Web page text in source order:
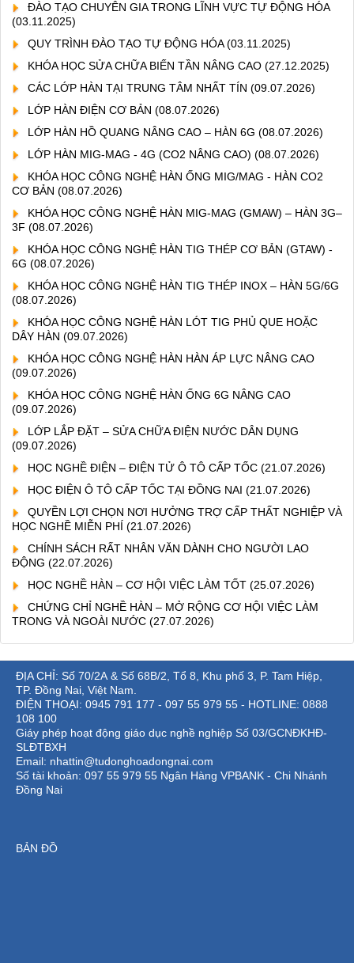
ĐÀO TẠO CHUYÊN GIA TRONG LĨNH VỰC TỰ ĐỘNG HÓA
(03.11.2025)
QUY TRÌNH ĐÀO TẠO TỰ ĐỘNG HÓA(03.11.2025)
KHÓA HỌC SỬA CHỮA BIẾN TẦN NÂNG CAO (27.12.2025)
CÁC LỚP HÀN TẠI TRUNG TÂM NHẤT TÍN (09.07.2026)
LỚP HÀN ĐIỆN CƠ BẢN (08.07.2026)
LỚP HÀN HỒ QUANG NÂNG CAO – HÀN 6G (08.07.2026)
LỚP HÀN MIG-MAG - 4G (CO2 NÂNG CAO) (08.07.2026)
KHÓA HỌC CÔNG NGHỆ HÀN ỐNG MIG/MAG - HÀN CO2
CƠ BẢN (08.07.2026)
KHÓA HỌC CÔNG NGHỆ HÀN MIG-MAG (GMAW) – HÀN 3G–
3F (08.07.2026)
KHÓA HỌC CÔNG NGHỆ HÀN TIG THÉP CƠ BẢN (GTAW) -
6G (08.07.2026)
KHÓA HỌC CÔNG NGHỆ HÀN TIG THÉP INOX – HÀN 5G/6G
(08.07.2026)
KHÓA HỌC CÔNG NGHỆ HÀN LÓT TIG PHỦ QUE HOẶC
DÂY HÀN (09.07.2026)
KHÓA HỌC CÔNG NGHỆ HÀN HÀN ÁP LỰC NÂNG CAO
(09.07.2026)
KHÓA HỌC CÔNG NGHỆ HÀN ỐNG 6G NÂNG CAO
(09.07.2026)
LỚP LẮP ĐẶT – SỬA CHỮA ĐIỆN NƯỚC DÂN DỤNG
(09.07.2026)
HỌC NGHỀ ĐIỆN – ĐIỆN TỬ Ô TÔ CẤP TỐC (21.07.2026)
HỌC ĐIỆN Ô TÔ CẤP TỐC TẠI ĐỒNG NAI (21.07.2026)
QUYỀN LỢI CHỌN NƠI HƯỞNG TRỢ CẤP THẤT NGHIỆP VÀ
HỌC NGHỀ MIỄN PHÍ (21.07.2026)
CHÍNH SÁCH RẤT NHÂN VĂN DÀNH CHO NGƯỜI LAO
ĐỘNG (22.07.2026)
HỌC NGHỀ HÀN – CƠ HỘI VIỆC LÀM TỐT (25.07.2026)
CHỨNG CHỈ NGHỀ HÀN – MỞ RỘNG CƠ HỘI VIỆC LÀM
TRONG VÀ NGOÀI NƯỚC (27.07.2026)
ĐỊA CHỈ: Số 70/2A & Số 68B/2, Tổ 8, Khu phố 3, P. Tam Hiệp,
TP. Đồng Nai, Việt Nam.
ĐIỆN THOẠI: 0945 791 177 - 097 55 979 55 - HOTLINE: 0888
108 100
Giáy phép hoạt động giáo dục nghề nghiệp Số 03/GCNĐKHĐ-
SLĐTBXH
Email: nhattin@tudonghoadongnai.com
Số tài khoản: 097 55 979 55 Ngân Hàng VPBANK - Chi Nhánh
Đồng Nai
BẢN ĐỒ